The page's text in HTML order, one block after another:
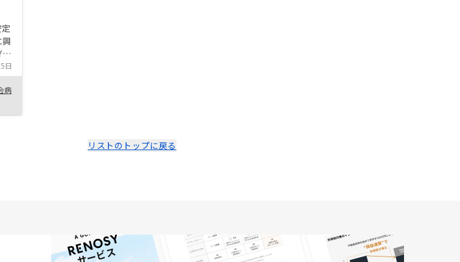
興
一
整
入
力
日
病
リストのトップに戻る